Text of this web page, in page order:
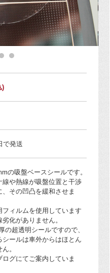
)
で発送
の吸盤ベースシールです。
線や熱線が吸盤位置と干渉
、その凹凸を緩和させま
フィルムを使用しています
化がありません。
の超透明シールですので、
シールは車外からはほとん
。
ログにてご案内していま